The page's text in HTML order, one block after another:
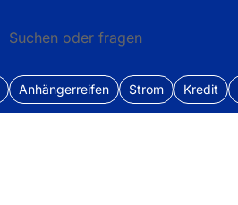
Suchen oder fragen
Anhängerreifen Strom Kredit